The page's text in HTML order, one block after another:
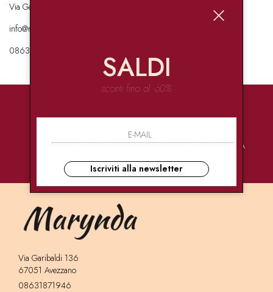
Via Garibaldi 136 67051 Avezzano
info@marynda.com
08631871946
PAGAMENTI
CONSEGNE
ULTRA RAPIDE
ASSISTENZA
Via Garibaldi 136
67051 Avezzano
08631871946
SALDI
sconti fino al -60%
Iscriviti alla newsletter